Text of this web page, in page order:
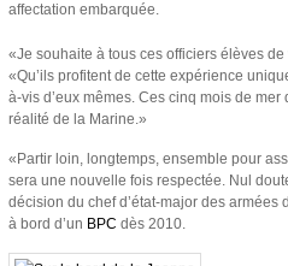
affectation embarquée.
«Je souhaite à tous ces officiers élèves
«Qu’ils profitent de cette expérience
à-vis d’eux mêmes. Ces cinq mois de
réalité de la Marine.»
«Partir loin, longtemps, ensemble pour
sera une nouvelle fois respectée. Nul
décision du chef d’état-major des armées
à bord d’un BPC dès 2010.